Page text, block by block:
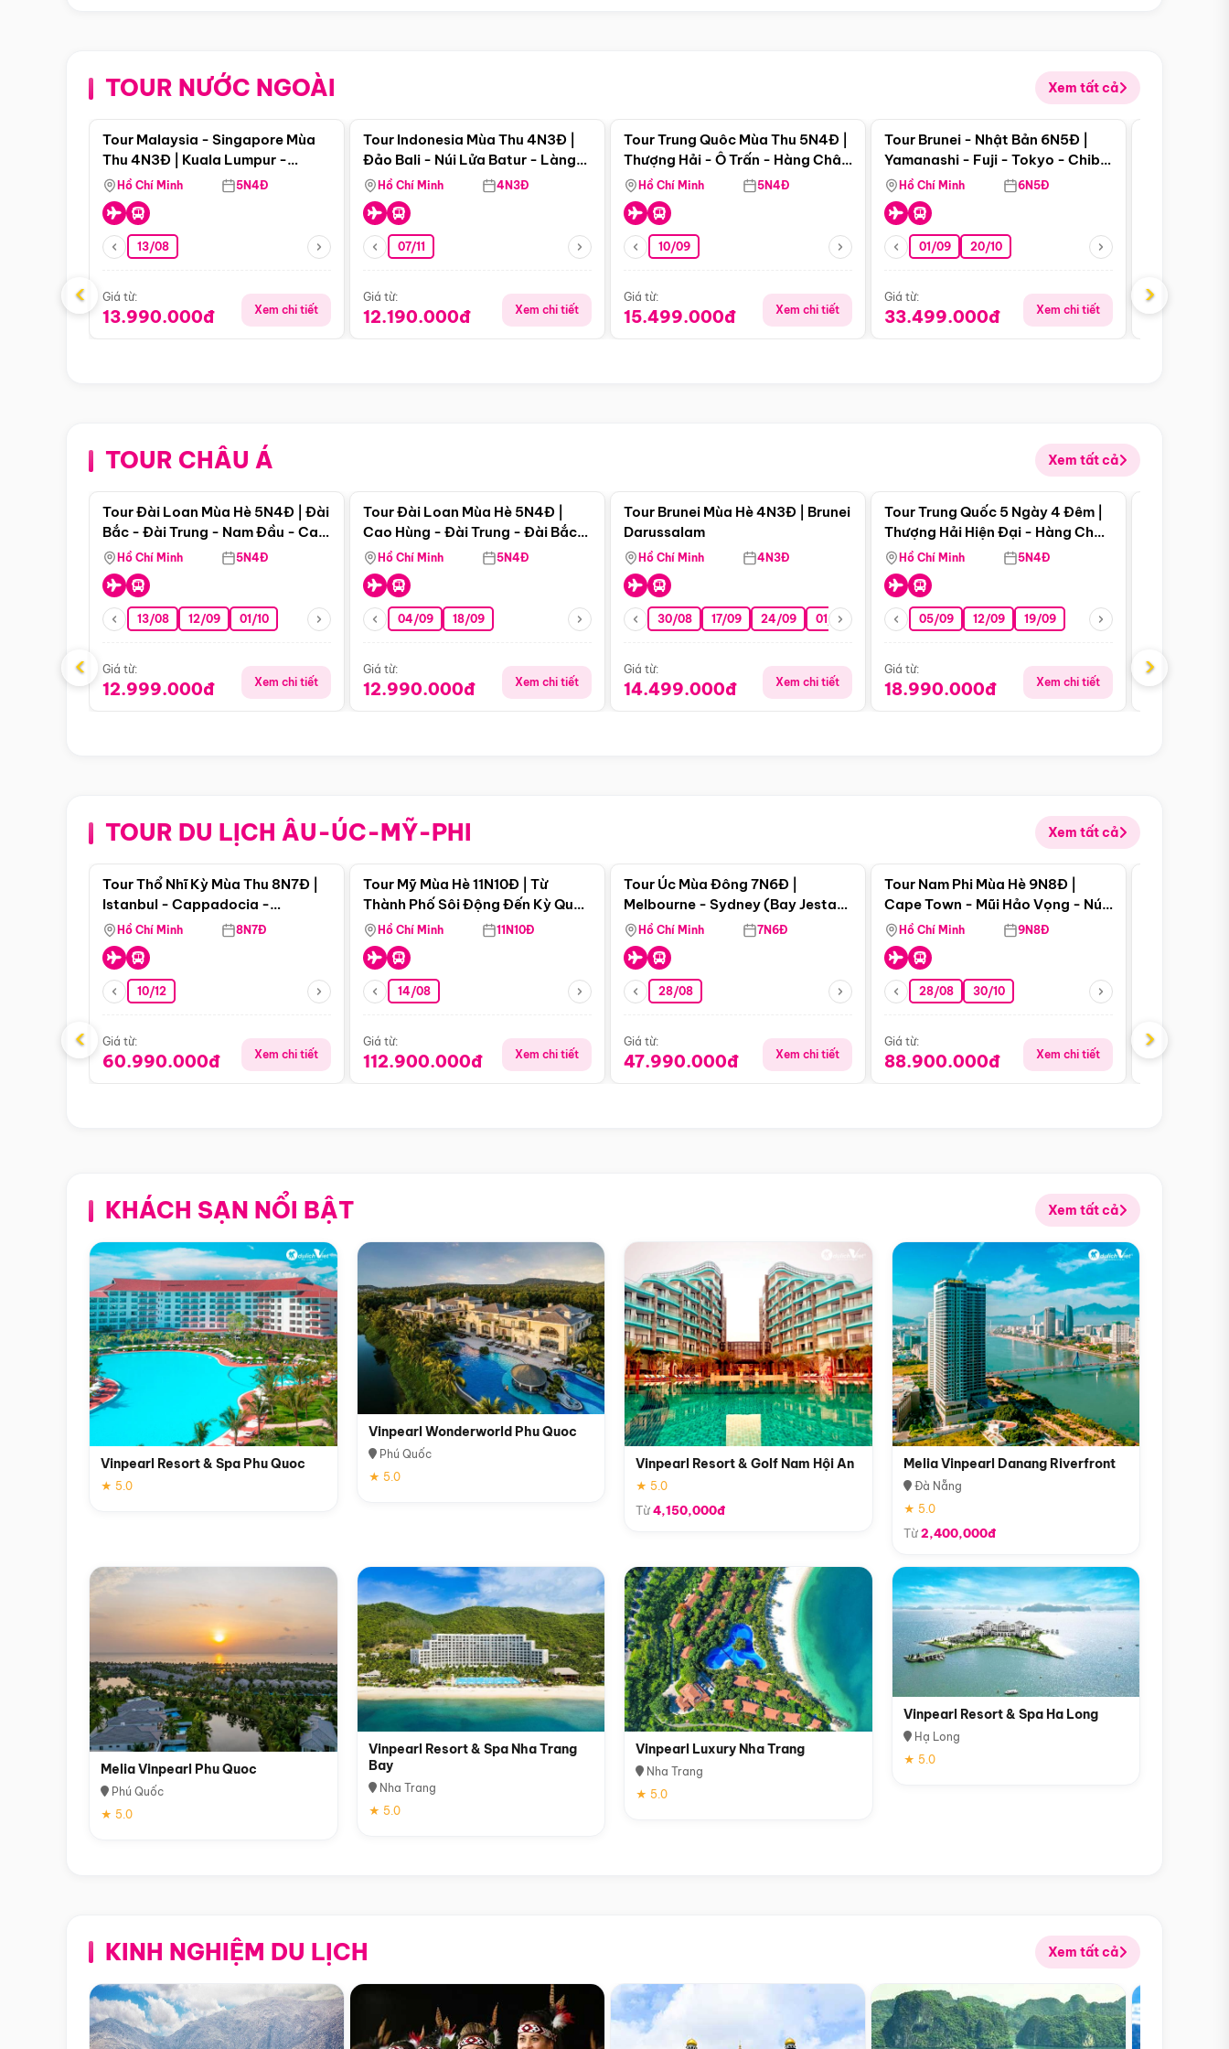
TOUR NƯỚC NGOÀI Xem tất cả
Điểm nổi bật
Tour Malaysia - Singapore Mùa
Thu 4N3Đ | Kuala Lumpur -
Malacca - Johor Baru -
Singapore
Hồ Chí Minh 5N4Đ
13/08
Giá từ:
13.990.000đ Xem chi tiết
Tour Indonesia Mùa Thu 4N3Đ |
Đảo Bali - Núi Lửa Batur - Làng
Penglipuran
Hồ Chí Minh 4N3Đ
07/11
Giá từ:
12.190.000đ Xem chi tiết
Tour Trung Quôc Mùa Thu 5N4Đ |
Thượng Hải - Ô Trấn - Hàng Châu
(Tour Không Shopping)
Hồ Chí Minh 5N4Đ
10/09
Giá từ:
15.499.000đ Xem chi tiết
Điểm nổi bật
Tour Brunei - Nhật Bản 6N5Đ |
Yamanashi - Fuji - Tokyo - Chiba
- Freeday
Hồ Chí Minh 6N5Đ
01/09 20/10
Giá từ:
33.499.000đ Xem chi tiết
Giá từ:
‹ ›
TOUR CHÂU Á Xem tất cả
Điểm nổi bật
Tour Đài Loan Mùa Hè 5N4Đ | Đài
Bắc - Đài Trung - Nam Đầu - Cao
Hùng ( Bay Vn)
Hồ Chí Minh 5N4Đ
13/08 12/09 01/10
Giá từ:
12.999.000đ Xem chi tiết
Tour Đài Loan Mùa Hè 5N4Đ |
Cao Hùng - Đài Trung - Đài Bắc
(Bay Vj)
Hồ Chí Minh 5N4Đ
04/09 18/09
Giá từ:
12.990.000đ Xem chi tiết
Tour Brunei Mùa Hè 4N3Đ | Brunei
Darussalam
Hồ Chí Minh 4N3Đ
30/08 17/09 24/09 01/10 15/10 29/10
Giá từ:
14.499.000đ Xem chi tiết
Điểm nổi bật
Tour Trung Quốc 5 Ngày 4 Đêm |
Thượng Hải Hiện Đại - Hàng Châu
Nên Thơ - Ô Trấn Cổ Kính
Hồ Chí Minh 5N4Đ
05/09 12/09 19/09
Giá từ:
18.990.000đ Xem chi tiết
Giá từ:
‹ ›
TOUR DU LỊCH ÂU-ÚC-MỸ-PHI Xem tất cả
Điểm nổi bật
Tour Thổ Nhĩ Kỳ Mùa Thu 8N7Đ |
Istanbul - Cappadocia -
Pamukkale
Hồ Chí Minh 8N7Đ
10/12
Giá từ:
60.990.000đ Xem chi tiết
Tour Mỹ Mùa Hè 11N10Đ | Từ
Thành Phố Sôi Động Đến Kỳ Quan
Thiên Nhiên Mỹ
Hồ Chí Minh 11N10Đ
14/08
Giá từ:
112.900.000đ Xem chi tiết
Tour Úc Mùa Đông 7N6Đ |
Melbourne - Sydney (Bay Jestar
Airways)
Hồ Chí Minh 7N6Đ
28/08
Giá từ:
47.990.000đ Xem chi tiết
Điểm nổi bật
Tour Nam Phi Mùa Hè 9N8Đ |
Cape Town - Mũi Hảo Vọng - Núi
Bàn - Johannesburg - Pretoria -
Safari - Lodge
Hồ Chí Minh 9N8Đ
28/08 30/10
Giá từ:
88.900.000đ Xem chi tiết
Giá từ:
‹ ›
KHÁCH SẠN NỔI BẬT Xem tất cả
Vinpearl Resort & Spa Phu Quoc
★ 5.0
Vinpearl Wonderworld Phu Quoc
Phú Quốc
★ 5.0
Vinpearl Resort & Golf Nam Hội An
★ 5.0
Từ4,150,000đ
Melia Vinpearl Danang Riverfront
Đà Nẵng
★ 5.0
Từ2,400,000đ
Melia Vinpearl Phu Quoc
Phú Quốc
★ 5.0
Vinpearl Resort & Spa Nha Trang
Bay
Nha Trang
★ 5.0
Vinpearl Luxury Nha Trang
Nha Trang
★ 5.0
Vinpearl Resort & Spa Ha Long
Hạ Long
★ 5.0
KINH NGHIỆM DU LỊCH Xem tất cả